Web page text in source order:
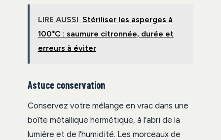
LIRE AUSSI Stériliser les asperges à
100°C : saumure citronnée, durée et
erreurs à éviter
Astuce conservation
Conservez votre mélange en vrac dans une
boîte métallique hermétique, à l’abri de la
lumière et de l’humidité. Les morceaux de